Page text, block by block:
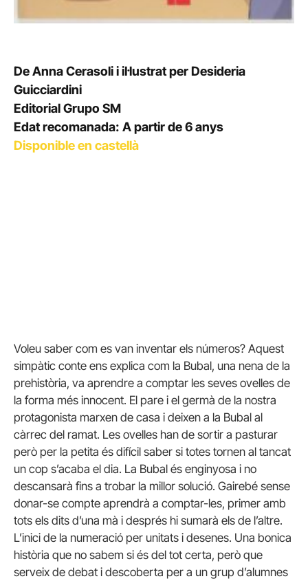
De Anna Cerasoli i il·lustrat per Desideria
Guicciardini
Editorial Grupo SM
Edat recomanada: A partir de 6 anys
Disponible en castellà
Voleu saber com es van inventar els números? Aquest
simpàtic conte ens explica com la Bubal, una nena de la
prehistòria, va aprendre a comptar les seves ovelles de
la forma més innocent. El pare i el germà de la nostra
protagonista marxen de casa i deixen a la Bubal al
càrrec del ramat. Les ovelles han de sortir a pasturar
però per la petita és difícil saber si totes tornen al tancat
un cop s’acaba el dia. La Bubal és enginyosa i no
descansarà fins a trobar la millor solució. Gairebé sense
donar-se compte aprendrà a comptar-les, primer amb
tots els dits d’una mà i després hi sumarà els de l’altre.
L’inici de la numeració per unitats i desenes. Una bonica
història que no sabem si és del tot certa, però que
serveix de debat i descoberta per a un grup d’alumnes